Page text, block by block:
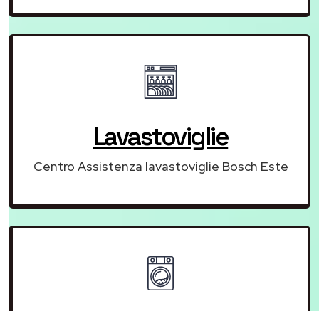
Lavastoviglie
Centro Assistenza lavastoviglie Bosch Este